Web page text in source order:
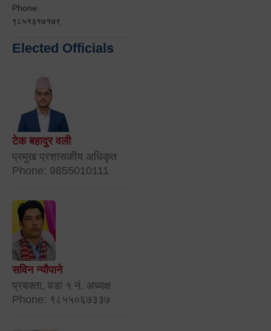
Phone:
९८५१३१७१७९
Elected Officials
टेक बहादुर वली
प्रमुख प्रशासकीय अधिकृत
Phone: 9855010111
सविन न्यौपाने
प्रबक्ता, वडा १ नं. अध्यक्ष
Phone: ९८५५०६७३३७